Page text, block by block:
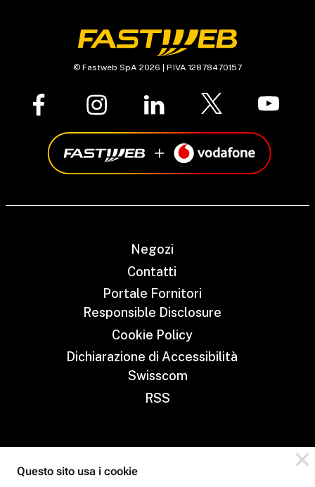
© Fastweb SpA 2026 | P.IVA 12878470157
Negozi
Contatti
Portale Fornitori
Responsible Disclosure
Cookie Policy
Dichiarazione di Accessibilità
Swisscom
RSS